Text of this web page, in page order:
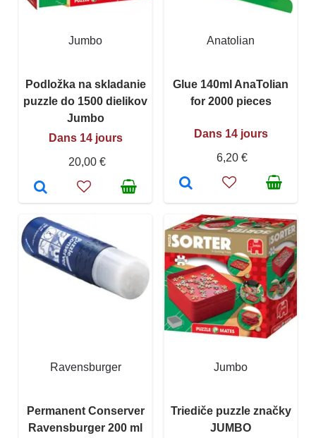
Jumbo
Podložka na skladanie
puzzle do 1500 dielikov
Jumbo
Dans 14 jours
20,00 €
Anatolian
Glue 140ml AnaTolian
for 2000 pieces
Dans 14 jours
6,20 €
Ravensburger
Permanent Conserver
Ravensburger 200 ml
Jumbo
Triediče puzzle značky
JUMBO